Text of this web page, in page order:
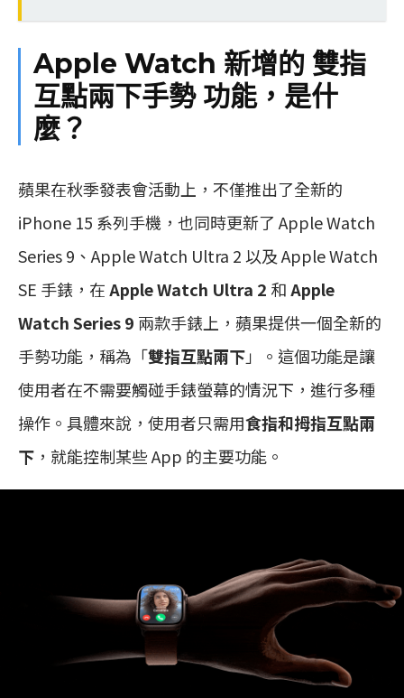
Apple Watch 新增的 雙指
互點兩下手勢 功能，是什
麼？
蘋果在秋季發表會活動上，不僅推出了全新的
iPhone 15 系列手機，也同時更新了 Apple Watch
Series 9、Apple Watch Ultra 2 以及 Apple Watch
SE 手錶，在Apple Watch Ultra 2 和Apple
Watch Series 9 兩款手錶上，蘋果提供一個全新的
手勢功能，稱為「雙指互點兩下」。這個功能是讓
使用者在不需要觸碰手錶螢幕的情況下，進行多種
操作。具體來說，使用者只需用食指和拇指互點兩
下 ，就能控制某些 App 的主要功能。